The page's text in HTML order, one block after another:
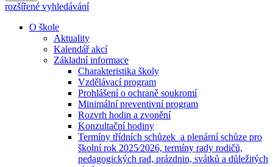
rozšířené vyhledávání
O škole
Aktuality
Kalendář akcí
Základní informace
Charakteristika školy
Vzdělávací program
Prohlášení o ochraně soukromí
Minimální preventivní program
Rozvrh hodin a zvonění
Konzultační hodiny
Termíny třídních schůzek a plenární schůze pro
školní rok 2025⁄2026, termíny rady rodičů,
pedagogických rad, prázdnin, svátků a důležitých